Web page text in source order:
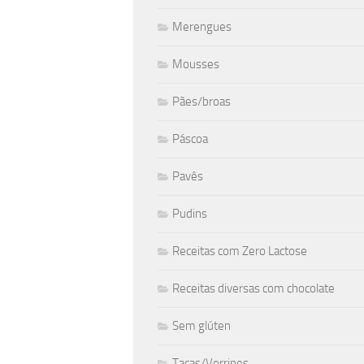
Merengues
Mousses
Pães/broas
Páscoa
Pavês
Pudins
Receitas com Zero Lactose
Receitas diversas com chocolate
Sem glúten